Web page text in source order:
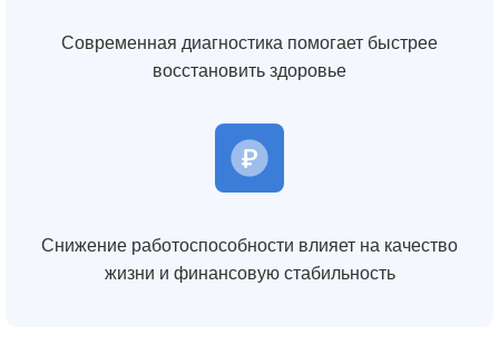
Современная диагностика помогает быстрее
восстановить здоровье
Снижение работоспособности влияет на качество
жизни и финансовую стабильность